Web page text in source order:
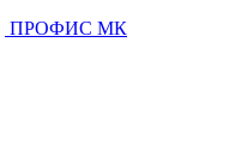
ПРОФИС МК